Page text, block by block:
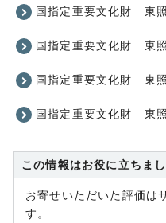
国指定重要文化財
国指定重要文化財 東
国指定重要文化財 東
国指定重要文化財
この情報はお役に立ちま
お寄せいただいた評価は
す。